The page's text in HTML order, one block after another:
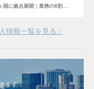
に拠点展開｜業務の6割…
情報一覧を見る
ます